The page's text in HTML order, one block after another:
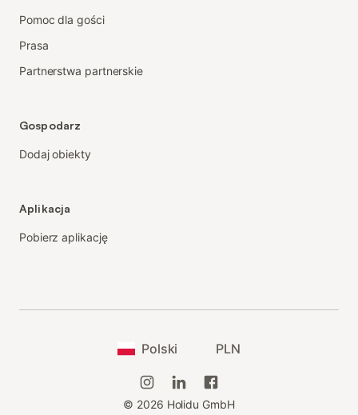
Pomoc dla gości
Prasa
Partnerstwa partnerskie
Gospodarz
Dodaj obiekty
Aplikacja
Pobierz aplikację
Polski PLN
© 2026 Holidu GmbH